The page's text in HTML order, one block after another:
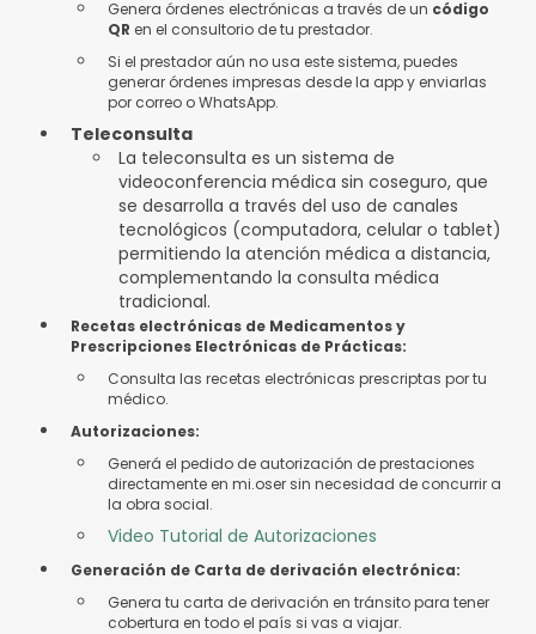
Genera órdenes electrónicas a través de un código
QR en el consultorio de tu prestador.
Si el prestador aún no usa este sistema, puedes
generar órdenes impresas desde la app y enviarlas
por correo o WhatsApp.
Teleconsulta
La teleconsulta es un sistema de
videoconferencia médica sin coseguro, que
se desarrolla a través del uso de canales
tecnológicos (computadora, celular o tablet)
permitiendo la atención médica a distancia,
complementando la consulta médica
tradicional.
Recetas electrónicas de Medicamentos y
Prescripciones Electrónicas de Prácticas:
Consulta las recetas electrónicas prescriptas por tu
médico.
Autorizaciones:
Generá el pedido de autorización de prestaciones
directamente en mi.oser sin necesidad de concurrir a
la obra social.
Video Tutorial de Autorizaciones
Generación de Carta de derivación electrónica:
Genera tu carta de derivación en tránsito para tener
cobertura en todo el país si vas a viajar.